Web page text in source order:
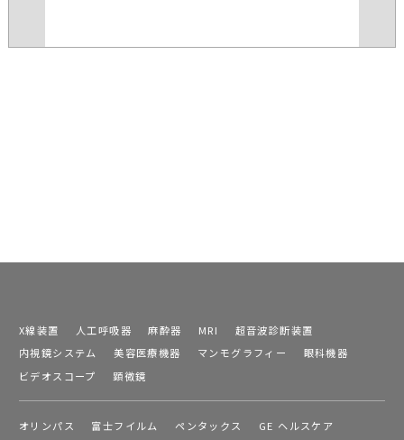
X線装置 人工呼吸器 麻酔器 MRI
超音波診断装置
内視鏡システム
美容医療機器 マンモグラフィー
眼科機器
ビデオスコープ
顕微鏡
オリンパス 富士フイルム ペンタックス
GE ヘルスケア